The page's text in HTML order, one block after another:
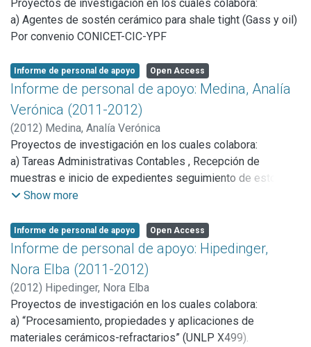
Proyectos de investigación en los cuales colabora:
a) Agentes de sostén cerámico para shale tight (Gass y oil)
Por convenio CONICET-CIC-YPF
Informe de personal de apoyo Open Access
Informe de personal de apoyo: Medina, Analía
Verónica (2011-2012)
(2012) Medina, Analía Verónica
Proyectos de investigación en los cuales colabora:
a) Tareas Administrativas Contables , Recepción de
muestras e inicio de expedientes seguimiento de estos
una vez terminado el ensayo correspondiente.
Show more
Informe de personal de apoyo Open Access
Informe de personal de apoyo: Hipedinger,
Nora Elba (2011-2012)
(2012) Hipedinger, Nora Elba
Proyectos de investigación en los cuales colabora:
a) “Procesamiento, propiedades y aplicaciones de
materiales cerámicos-refractarios” (UNLP X499).